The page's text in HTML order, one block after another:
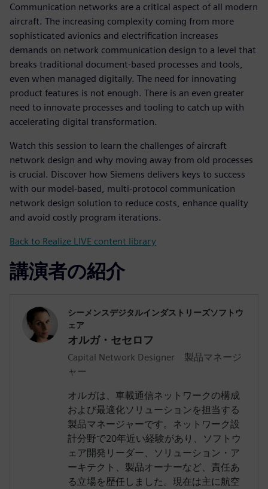
Communication networks are a critical aspect of all modern
aircraft. The increasing complexity coming from more
sophisticated avionics and electrification increases
demands on network communication design to a level that
breaks traditional document-based processes and tools,
even when managed digitally. The need for innovating
product features is not enough. There is an even greater
need to innovate processes and tooling to catch up with
accelerating digital transformation.
Watch this session to learn the challenges of aircraft
network design and why moving away from old processes
is crucial. Discover how Siemens delivers keys to success
with our model-based, multi-protocol communication
network design solution to reduce costs, enhance quality
and avoid costly program iterations.
Back to Realize LIVE content library
講演者の紹介
シーメンスデジタルインダストリーズソフトウ
ェア
オルガ・セセロフ
Capital Network Designer 製品マネージ
ャー
オルガは、車載通信ネットワークの構成
および最適化ソリューションを担当する
製品マネージャーです。ネットワーク設
計分野で20年近い経験があり、ソフトウ
ェア開発リーダー、ソリューション・ア
ーキテクト、製品オーナーなど、責任あ
る立場を歴任しました。現在は主に航空